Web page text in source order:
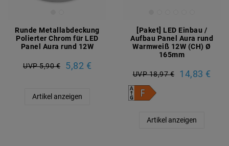
Runde Metallabdeckung
Polierter Chrom für LED
Panel Aura rund 12W
UVP 5,90 € 5,82 €
Artikel anzeigen
[Paket] LED Einbau /
Aufbau Panel Aura rund
Warmweiß 12W (CH) Ø
165mm
UVP 18,97 € 14,83 €
Artikel anzeigen